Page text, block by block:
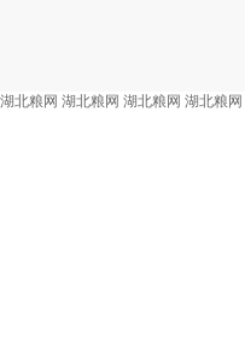
湖北粮网 湖北粮网 湖北粮网 湖北粮网